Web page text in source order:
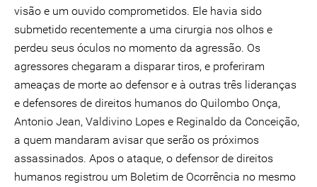
visão e um ouvido comprometidos. Ele havia sido
submetido recentemente a uma cirurgia nos olhos e
perdeu seus óculos no momento da agressão. Os
agressores chegaram a disparar tiros, e proferiram
ameaças de morte ao defensor e à outras três lideranças
e defensores de direitos humanos do Quilombo Onça,
Antonio Jean, Valdivino Lopes e Reginaldo da Conceição,
a quem mandaram avisar que serão os próximos
assassinados. Apos o ataque, o defensor de direitos
humanos registrou um Boletim de Ocorrência no mesmo